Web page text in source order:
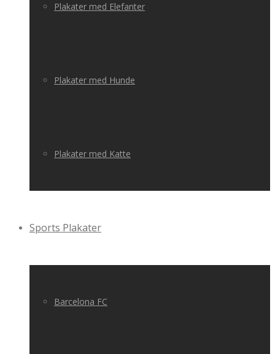
Plakater med Elefanter
Plakater med Hunde
Plakater med Katte
Sports Plakater
Barcelona FC